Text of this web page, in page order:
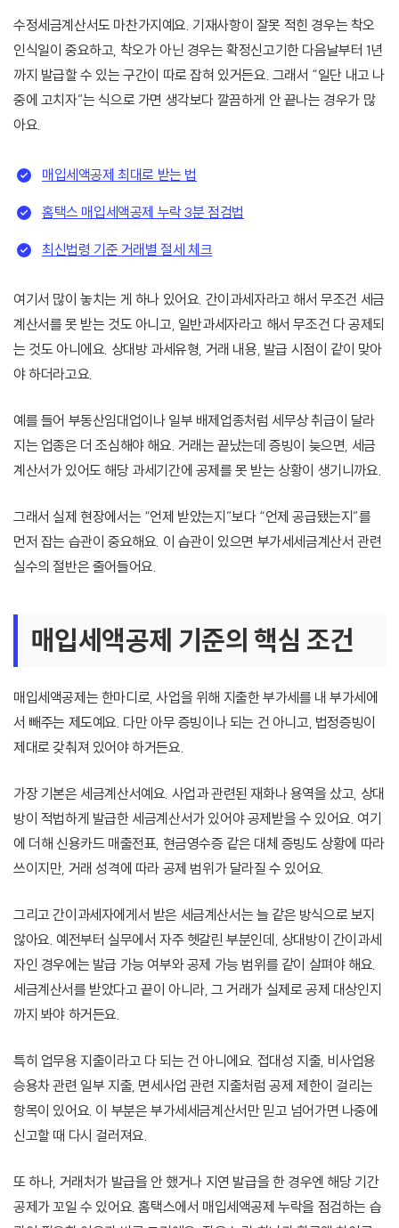
수정세금계산서도 마찬가지예요. 기재사항이 잘못 적힌 경우는 착오
인식일이 중요하고, 착오가 아닌 경우는 확정신고기한 다음날부터 1년
까지 발급할 수 있는 구간이 따로 잡혀 있거든요. 그래서 “일단 내고 나
중에 고치자”는 식으로 가면 생각보다 깔끔하게 안 끝나는 경우가 많
아요.
매입세액공제 최대로 받는 법
홈택스 매입세액공제 누락 3분 점검법
최신법령 기준 거래별 절세 체크
여기서 많이 놓치는 게 하나 있어요. 간이과세자라고 해서 무조건 세금
계산서를 못 받는 것도 아니고, 일반과세자라고 해서 무조건 다 공제되
는 것도 아니에요. 상대방 과세유형, 거래 내용, 발급 시점이 같이 맞아
야 하더라고요.
예를 들어 부동산임대업이나 일부 배제업종처럼 세무상 취급이 달라
지는 업종은 더 조심해야 해요. 거래는 끝났는데 증빙이 늦으면, 세금
계산서가 있어도 해당 과세기간에 공제를 못 받는 상황이 생기니까요.
그래서 실제 현장에서는 “언제 받았는지”보다 “언제 공급됐는지”를
먼저 잡는 습관이 중요해요. 이 습관이 있으면 부가세세금계산서 관련
실수의 절반은 줄어들어요.
매입세액공제 기준의 핵심 조건
매입세액공제는 한마디로, 사업을 위해 지출한 부가세를 내 부가세에
서 빼주는 제도예요. 다만 아무 증빙이나 되는 건 아니고, 법정증빙이
제대로 갖춰져 있어야 하거든요.
가장 기본은 세금계산서예요. 사업과 관련된 재화나 용역을 샀고, 상대
방이 적법하게 발급한 세금계산서가 있어야 공제받을 수 있어요. 여기
에 더해 신용카드 매출전표, 현금영수증 같은 대체 증빙도 상황에 따라
쓰이지만, 거래 성격에 따라 공제 범위가 달라질 수 있어요.
그리고 간이과세자에게서 받은 세금계산서는 늘 같은 방식으로 보지
않아요. 예전부터 실무에서 자주 헷갈린 부분인데, 상대방이 간이과세
자인 경우에는 발급 가능 여부와 공제 가능 범위를 같이 살펴야 해요.
세금계산서를 받았다고 끝이 아니라, 그 거래가 실제로 공제 대상인지
까지 봐야 하거든요.
특히 업무용 지출이라고 다 되는 건 아니에요. 접대성 지출, 비사업용
승용차 관련 일부 지출, 면세사업 관련 지출처럼 공제 제한이 걸리는
항목이 있어요. 이 부분은 부가세세금계산서만 믿고 넘어가면 나중에
신고할 때 다시 걸러져요.
또 하나, 거래처가 발급을 안 했거나 지연 발급을 한 경우엔 해당 기간
공제가 꼬일 수 있어요. 홈택스에서 매입세액공제 누락을 점검하는 습